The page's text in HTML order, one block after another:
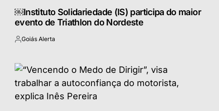
￼Instituto Solidariedade (IS) participa do maior
evento de Triathlon do Nordeste
Postado
Goiás Alerta